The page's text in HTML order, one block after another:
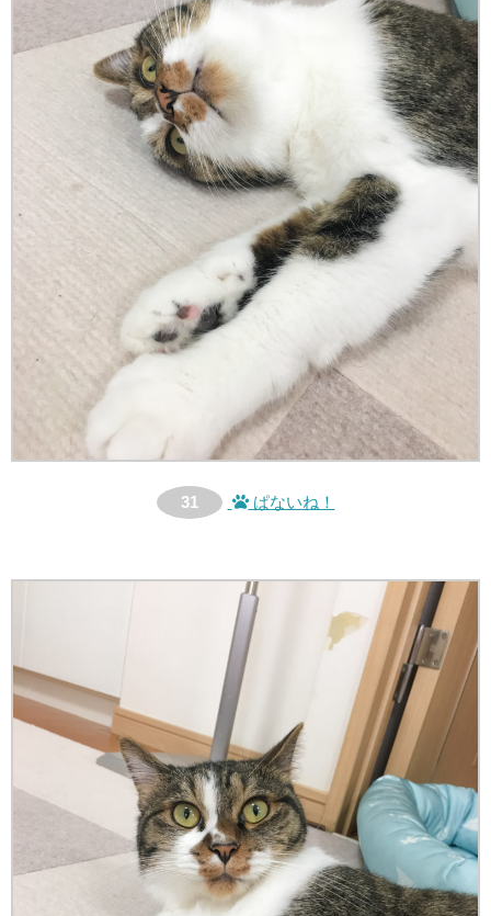
31 ぱないね！